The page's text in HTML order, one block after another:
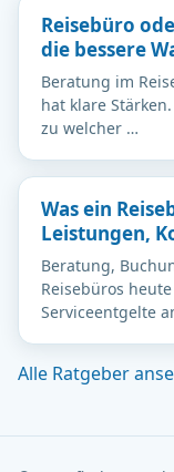
Reisebüro
die bessere
Beratung im
hat klare
zu welcher …
Was ein
Leistungen,
Beratung,
Reisebüros
Serviceentgelte
Alle Ratgeber